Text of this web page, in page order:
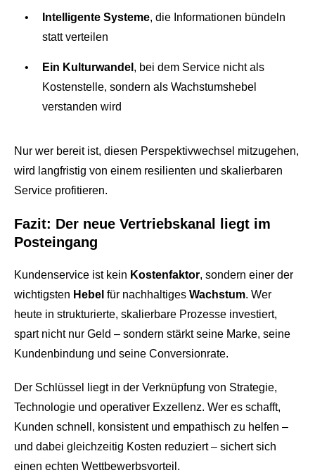
Intelligente Systeme, die Informationen bündeln
statt verteilen
Ein Kulturwandel , bei dem Service nicht als
Kostenstelle, sondern als Wachstumshebel
verstanden wird
Nur wer bereit ist, diesen Perspektivwechsel mitzugehen,
wird langfristig von einem resilienten und skalierbaren
Service profitieren.
Fazit: Der neue Vertriebskanal liegt im
Posteingang
Kundenservice ist kein Kostenfaktor, sondern einer der
wichtigsten Hebel für nachhaltiges Wachstum. Wer
heute in strukturierte, skalierbare Prozesse investiert,
spart nicht nur Geld – sondern stärkt seine Marke, seine
Kundenbindung und seine Conversionrate.
Der Schlüssel liegt in der Verknüpfung von Strategie,
Technologie und operativer Exzellenz. Wer es schafft,
Kunden schnell, konsistent und empathisch zu helfen –
und dabei gleichzeitig Kosten reduziert – sichert sich
einen echten Wettbewerbsvorteil.